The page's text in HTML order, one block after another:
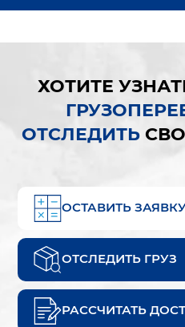
ХОТИТЕ
ОТСЛЕДИТЬ
ОСТАВИТЬ
ОТСЛЕДИТЬ ГРУЗ
РАССЧИТАТЬ